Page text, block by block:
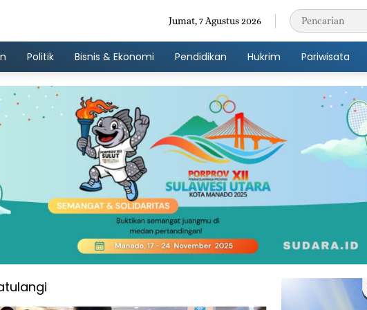
Jumat, 7 Agustus 2026
Politik Bisnis & Ekonomi Pendidikan Hukrim Pariwisata